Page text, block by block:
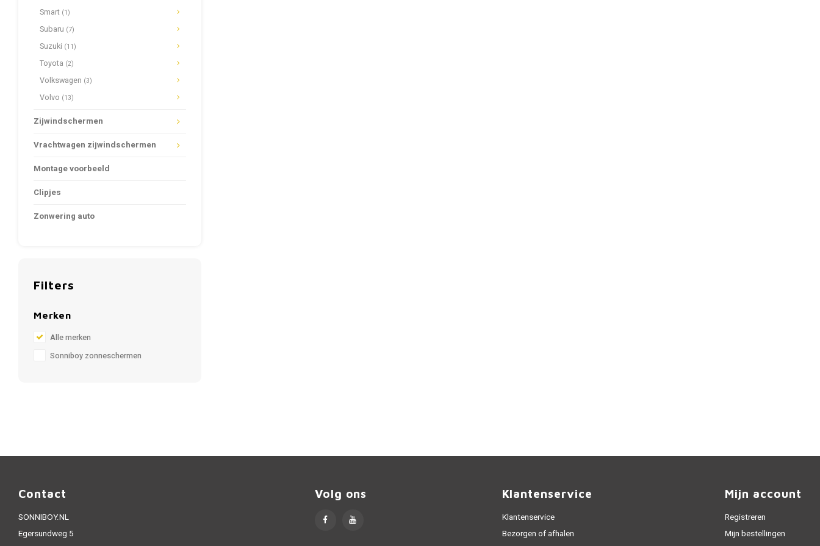
Smart (1)
Subaru (7)
Suzuki (11)
Toyota (2)
Volkswagen (3)
Volvo (13)
Zijwindschermen
Vrachtwagen zijwindschermen
Montage voorbeeld
Clipjes
Zonwering auto
Filters
Merken
Alle merken
Sonniboy zonneschermen
Contact
SONNIBOY.NL
Egersundweg 5
Volg ons Klantenservice
Klantenservice
Bezorgen of afhalen
Mijn account
Registreren
Mijn bestellingen